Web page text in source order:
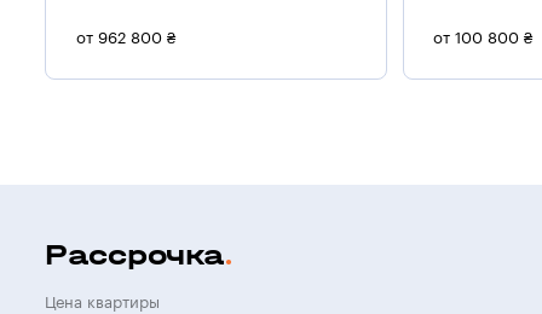
от 962 800 ₴ от 100 800 ₴
Рассрочка
Цена квартиры